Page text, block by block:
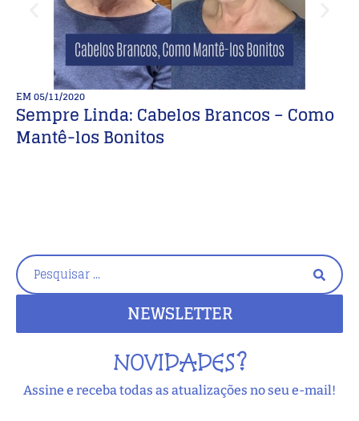
EM05/11/2020
Sempre Linda: Cabelos Brancos – Como
Mantê-los Bonitos
NEWSLETTER
NOVIDADES?
Assine e receba todas as atualizações no seu e-mail!